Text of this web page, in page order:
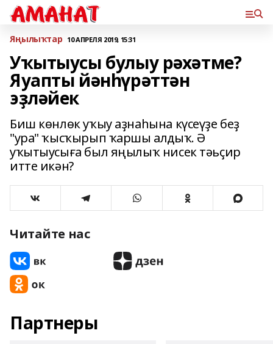
Яңылыҡтар 10 АПРЕЛЯ 2019, 15:31
Уҡытыусы булыу рәхәтме?
Яуапты йәнһүрәттән
эҙләйек
Биш көнлөк уҡыу аҙнаһына күсеүҙе беҙ
"ура" ҡысҡырып ҡаршы алдыҡ. Ә
уҡытыусыға был яңылыҡ нисек тәьҫир
итте икән?
Читайте нас
Партнеры